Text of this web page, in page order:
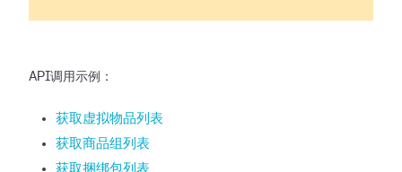
API调用示例：
获取虚拟物品列表
获取商品组列表
获取捆绑包列表